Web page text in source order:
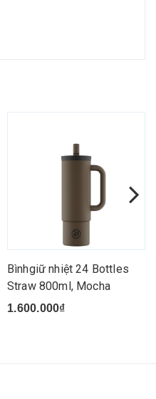
Bìnhgiữ nhiệt 24 Bottles
Straw 800ml, Mocha
1.600.000₫